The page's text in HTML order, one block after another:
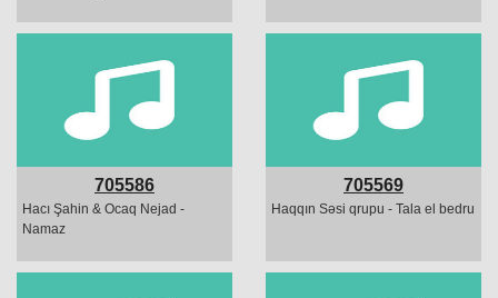
705586
Hacı Şahin & Ocaq Nejad -
Namaz
705569
Haqqın Səsi qrupu - Tala el bedru